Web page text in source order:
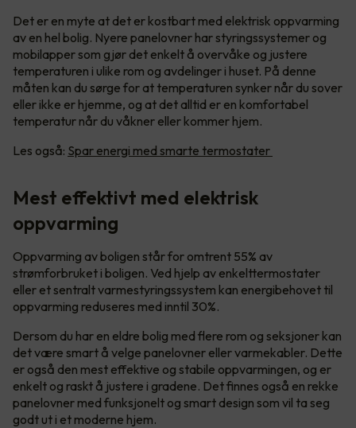
Det er en myte at det er kostbart med elektrisk oppvarming
av en hel bolig. Nyere panelovner har styringssystemer og
mobilapper som gjør det enkelt å overvåke og justere
temperaturen i ulike rom og avdelinger i huset. På denne
måten kan du sørge for at temperaturen synker når du sover
eller ikke er hjemme, og at det alltid er en komfortabel
temperatur når du våkner eller kommer hjem.
Les også: Spar energi med smarte termostater
Mest effektivt med elektrisk
oppvarming
Oppvarming av boligen står for omtrent 55% av
strømforbruket i boligen. Ved hjelp av enkelttermostater
eller et sentralt varmestyringssystem kan energibehovet til
oppvarming reduseres med inntil 30%.
Dersom du har en eldre bolig med flere rom og seksjoner kan
det være smart å velge panelovner eller varmekabler. Dette
er også den mest effektive og stabile oppvarmingen, og er
enkelt og raskt å justere i gradene. Det finnes også en rekke
panelovner med funksjonelt og smart design som vil ta seg
godt ut i et moderne hjem.